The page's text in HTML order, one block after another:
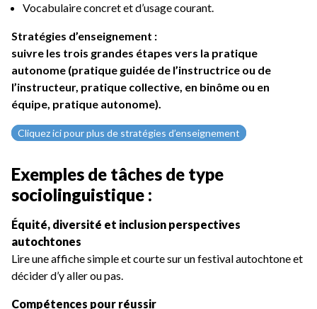
Vocabulaire concret et d’usage courant.
Stratégies d’enseignement :
suivre les trois grandes étapes vers la pratique
autonome (pratique guidée de l’instructrice ou de
l’instructeur, pratique collective, en binôme ou en
équipe, pratique autonome).
Cliquez ici pour plus de stratégies d’enseignement
Exemples de tâches de type
sociolinguistique :
Équité, diversité et inclusion perspectives
autochtones
Lire une affiche simple et courte sur un festival autochtone et
décider d’y aller ou pas.
Compétences pour réussir